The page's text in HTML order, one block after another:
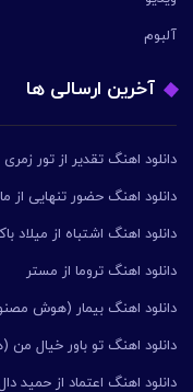
آلبوم
آخرین ارسالی ها
دانلود اهنگ تقدیر از تور زمری
دانلود اهنگ حضور تنهایی از
دانلود اهنگ اشتباه از میلاد
دانلود اهنگ تروما از مستر
دانلود اهنگ بیمار (هوش
دانلود اهنگ تو باور خیال
دانلود اهنگ اعتماد از حمید